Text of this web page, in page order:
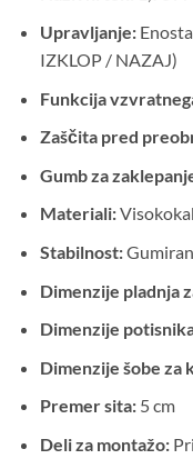
Upravljanje:
IZKLOP / NAZAJ)
Funkcija
Zaščita pred
Gumb za
Materiali:
Stabilnost:
Dimenzije pladnja
Dimenzije
Dimenzije šobe za
Premer sita:5 cm
Deli za montažo: